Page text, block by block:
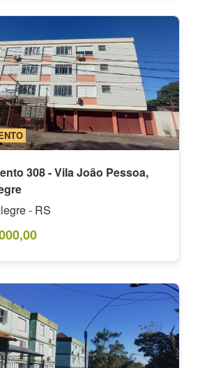
308 - Vila João Pessoa,
- RS